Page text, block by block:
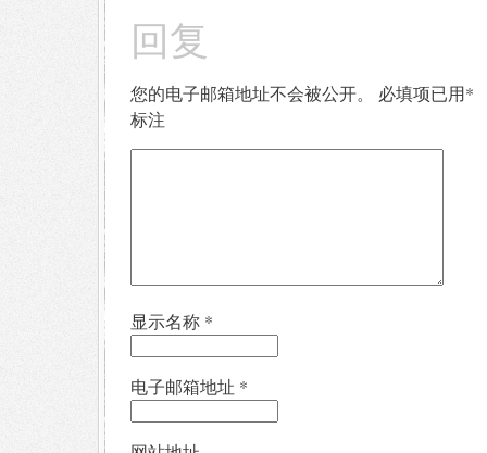
回复
您的电子邮箱地址不会被公开。 必填项已用*
标注
显示名称 *
电子邮箱地址 *